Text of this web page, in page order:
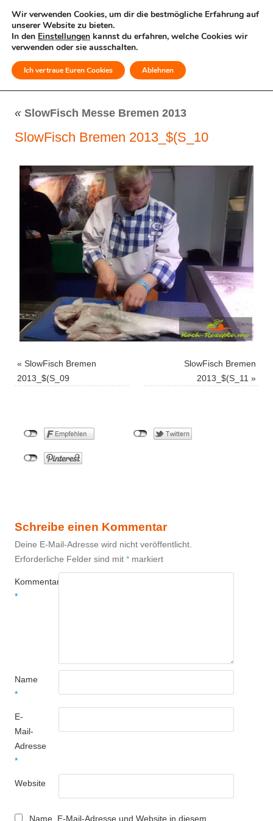
MENÜ
« SlowFisch Messe Bremen 2013
SlowFisch Bremen 2013_$(S_10
« SlowFisch Bremen
2013_$(S_09
SlowFisch Bremen
2013_$(S_11 »
Schreibe einen Kommentar
Deine E-Mail-Adresse wird nicht veröffentlicht.
Erforderliche Felder sind mit * markiert
Kommentar
*
Name
*
E-
Mail-
Adresse
*
Website
Name, E-Mail-Adresse und Website in diesem
Wir verwenden Cookies, um dir die bestmögliche Erfahrung auf
unserer Website zu bieten.
In den Einstellungen kannst du erfahren, welche Cookies wir
verwenden oder sie ausschalten.
Ich vertraue Euren Cookies Ablehnen